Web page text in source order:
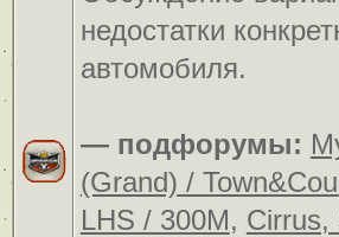
недостатки
автомобиля.
— подфорумы:
(Grand) /
LHS / 300M, Cirrus,